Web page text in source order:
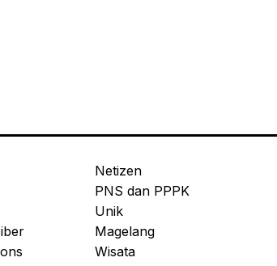
Netizen
PNS dan PPPK
Unik
Magelang
Wisata